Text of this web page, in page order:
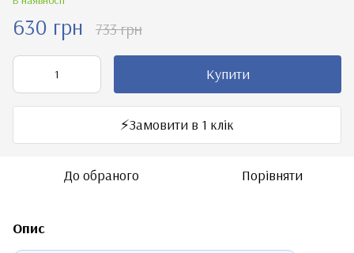
630 грн 733 грн
Купити
⚡️Замовити в 1 клік
До обраного Порівняти
Опис